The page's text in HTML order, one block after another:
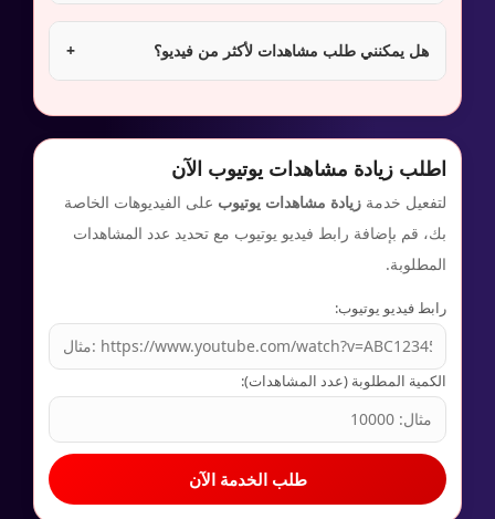
هل يمكنني طلب مشاهدات لأكثر من فيديو؟ +
اطلب زيادة مشاهدات يوتيوب الآن
لتفعيل خدمة زيادة مشاهدات يوتيوب على الفيديوهات الخاصة
بك، قم بإضافة رابط فيديو يوتيوب مع تحديد عدد المشاهدات
المطلوبة.
رابط فيديو يوتيوب:
الكمية المطلوبة (عدد المشاهدات):
طلب الخدمة الآن